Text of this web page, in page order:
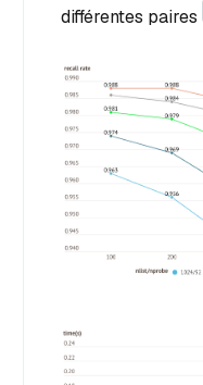
différentes paires